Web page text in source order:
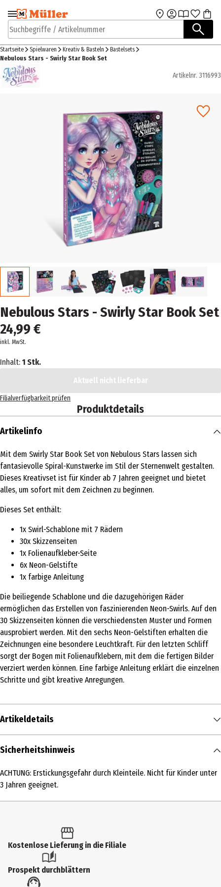
Zur Navigation
springen
Zum Hauptinhalt
Suchbegriffe / Artikelnummer
Startseite Spielwaren Kreativ & Basteln
Bastelsets
Nebulous Stars - Swirly Star Book Set
Artikelnr. 3116993
Nebulous Stars - Swirly Star Book Set
24,99 €
inkl. MwSt.
Inhalt: 1 Stk.
Aktuell nicht lieferbar
Filialverfügbarkeit prüfen
Produktdetails
Artikelinfo
Mit dem Swirly Star Book Set von Nebulous Stars lassen sich
fantasievolle Spiral-Kunstwerke im Stil der Sternenwelt gestalten.
Dieses Kreativset ist für Kinder ab 7 Jahren geeignet und bietet
alles, um sofort mit dem Zeichnen zu beginnen.
Dieses Set enthält:
1x Swirl-Schablone mit 7 Rädern
30x Skizzenseiten
1x Folienaufkleber-Seite
6x Neon-Gelstifte
1x farbige Anleitung
Die beiliegende Schablone und die dazugehörigen Räder
ermöglichen das Erstellen von faszinierenden Neon-Swirls. Auf den
30 Skizzenseiten können die verschiedensten Muster und Formen
ausprobiert werden. Mit den sechs Neon-Gelstiften erhalten die
Zeichnungen eine besondere Leuchtkraft. Für den letzten Schliff
sorgt der Bogen mit Folienaufklebern, mit dem die fertigen Bilder
verziert werden können. Eine farbige Anleitung erklärt die einzelnen
Schritte und gibt kreative Anregungen.
Artikeldetails
Inhalt
Produkttyp
Artikelnummer des Herstellers
Hersteller
Sicherheitshinweis
ACHTUNG: Erstickungsgefahr durch Kleinteile. Nicht für Kinder unter
3 Jahren geeignet.
Kostenlose Lieferung in die Filiale
Prospekt durchblättern